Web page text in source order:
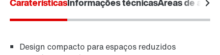
CaraterísticasInformações técnicasÁreas de
Design compacto para espaços reduzidos